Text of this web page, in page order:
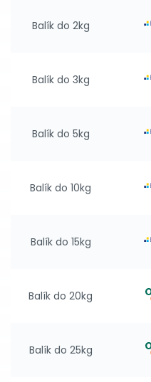
Balík do 2kg
Balík do 3kg
Balík do 5kg
Balík do 10kg
Balík do 15kg
Balík do 20kg
Balík do 25kg